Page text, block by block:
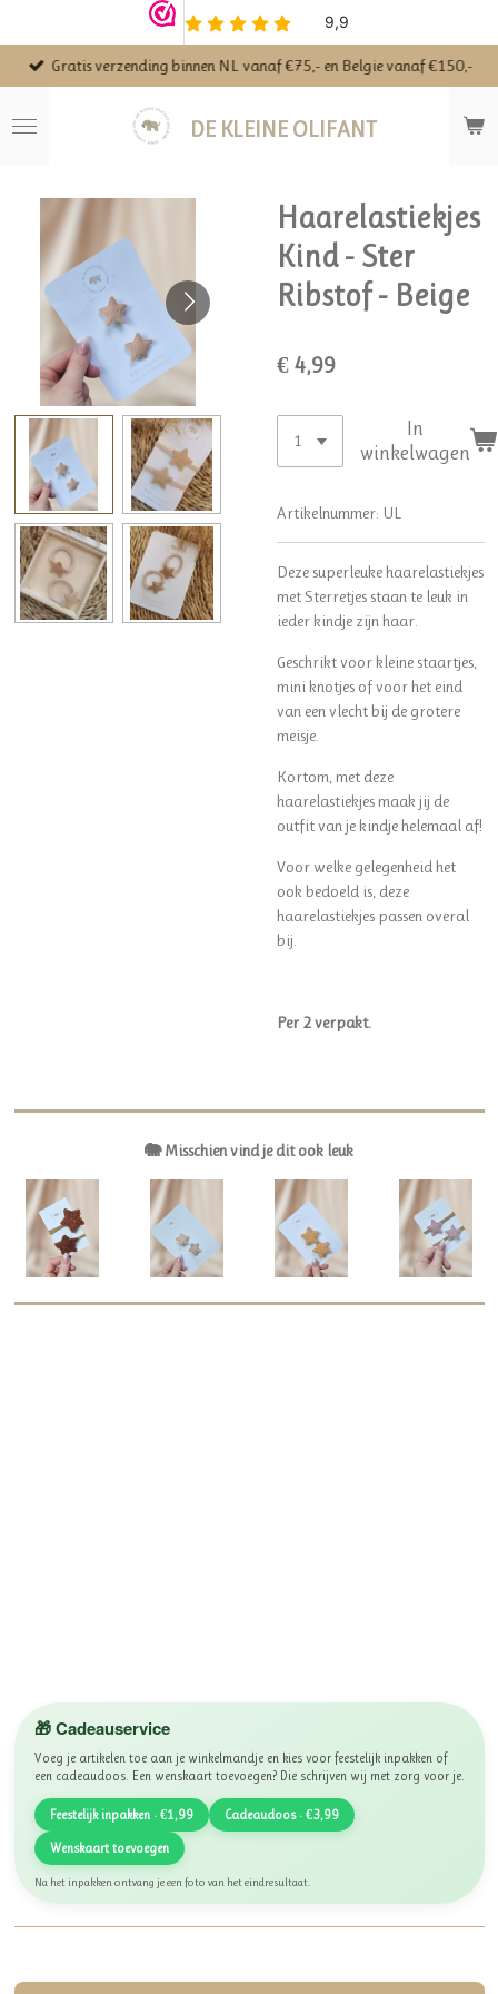
direct
naar
hoofdinhoud
DE KLEINE OLIFANT
Gratis verzending binnen NL vanaf €75,- en Belgie vanaf €150,-
Haarelastiekjes
Kind - Ster
Ribstof - Beige
€ 4,99
In
winkelwagen
Artikelnummer: UL
Deze superleuke haarelastiekjes
met Sterretjes staan te leuk in
ieder kindje zijn haar.
Geschrikt voor kleine staartjes,
mini knotjes of voor het eind
van een vlecht bij de grotere
meisje.
Kortom, met deze
haarelastiekjes maak jij de
outfit van je kindje helemaal af!
Voor welke gelegenheid het
ook bedoeld is, deze
haarelastiekjes passen overal
bij.
Per 2 verpakt.
🐘 Misschien vind je dit ook leuk
🎁 Cadeauservice
Voeg je artikelen toe aan je winkelmandje en kies voor feestelijk inpakken of
een cadeaudoos. Een wenskaart toevoegen? Die schrijven wij met zorg voor je.
Feestelijk inpakken · €1,99 Cadeaudoos · €3,99
Wenskaart toevoegen
Na het inpakken ontvang je een foto van het eindresultaat.